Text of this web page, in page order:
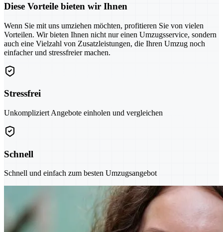
Diese Vorteile bieten wir Ihnen
Wenn Sie mit uns umziehen möchten, profitieren Sie von vielen
Vorteilen. Wir bieten Ihnen nicht nur einen Umzugsservice, sondern
auch eine Vielzahl von Zusatzleistungen, die Ihren Umzug noch
einfacher und stressfreier machen.
Stressfrei
Unkompliziert Angebote einholen und vergleichen
Schnell
Schnell und einfach zum besten Umzugsangebot